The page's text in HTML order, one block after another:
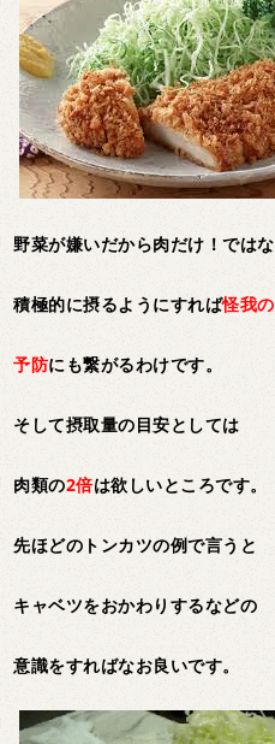
野菜が嫌いだから肉だけ！では
積極的に摂るようにすれば怪我の
予防にも繋がるわけです。
そして摂取量の目安としては
肉類の2倍は欲しいところです。
先ほどのトンカツの例で言うと
キャベツをおかわりするなどの
意識をすればなお良いです。